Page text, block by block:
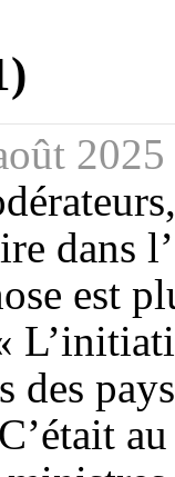
dans
est
des